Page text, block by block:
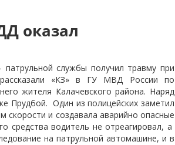
оказал
службы получил травму при
«КЗ» в ГУ МВД России по
жителя Калачевского района. Наряд
Прудбой. Один из полицейских заметил
и создавала аварийно опасные
средства водитель не отреагировал, а
на патрульной автомашине, и в